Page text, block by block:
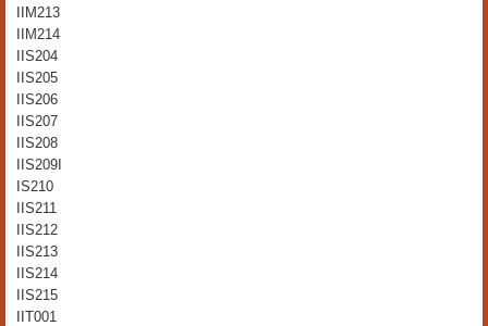
IIM213
IIM214
IIS204
IIS205
IIS206
IIS207
IIS208
IIS209I
IS210
IIS211
IIS212
IIS213
IIS214
IIS215
IIT001